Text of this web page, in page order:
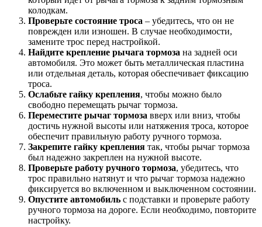
колодкам.
Проверьте состояние троса – убедитесь, что он не
поврежден или изношен. В случае необходимости,
замените трос перед настройкой.
Найдите крепление рычага тормоза на задней оси
автомобиля. Это может быть металлическая пластина
или отдельная деталь, которая обеспечивает фиксацию
троса.
Ослабьте гайку крепления, чтобы можно было
свободно перемещать рычаг тормоза.
Переместите рычаг тормоза вверх или вниз, чтобы
достичь нужной высоты или натяжения троса, которое
обеспечит правильную работу ручного тормоза.
Закрепите гайку крепления так, чтобы рычаг тормоза
был надежно закреплен на нужной высоте.
Проверьте работу ручного тормоза, убедитесь, что
трос правильно натянут и что рычаг тормоза надежно
фиксируется во включенном и выключенном состоянии.
Опустите автомобиль с подставки и проверьте работу
ручного тормоза на дороге. Если необходимо, повторите
настройку.